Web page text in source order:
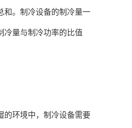
。制冷设备的制冷量一
冷量与制冷功率的比值
环境中，制冷设备需要